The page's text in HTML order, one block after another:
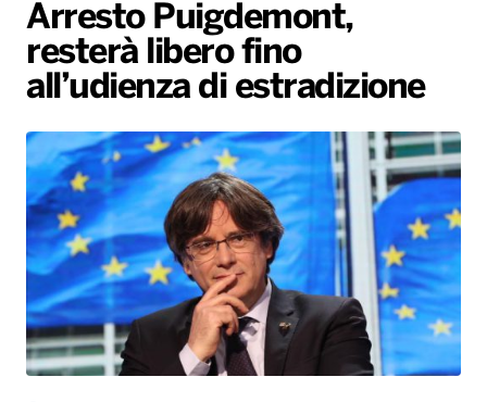
Hit Dance
Giochi&Concorsi
PALATOUR
Locali
Musica e Spettacolo
Sport
Radio Norba Consiglia
Leggerissime
Playlist
Generale
Novità
Notiziario
Interviste
Oroscopo
Speciale Astrabilia 2026
Gallery
Radio Norba News TV
Voce al Bari
Battiti Live 2026
Gallery
Arresto Puigdemont,
resterà libero fino
all’udienza di estradizione